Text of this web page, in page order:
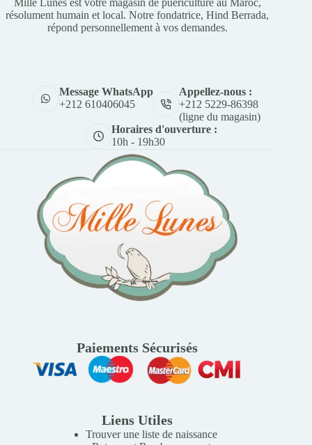
résolument humain et local. Notre fondatrice, Hind Berrada,
répond personnellement à vos demandes.
Message WhatsApp
+212 610406045
Appellez-nous :
+212 5229-86398
(ligne du magasin)
Horaires d'ouverture :
10h - 19h30
Paiements Sécurisés
Liens Utiles
Trouver une liste de naissance